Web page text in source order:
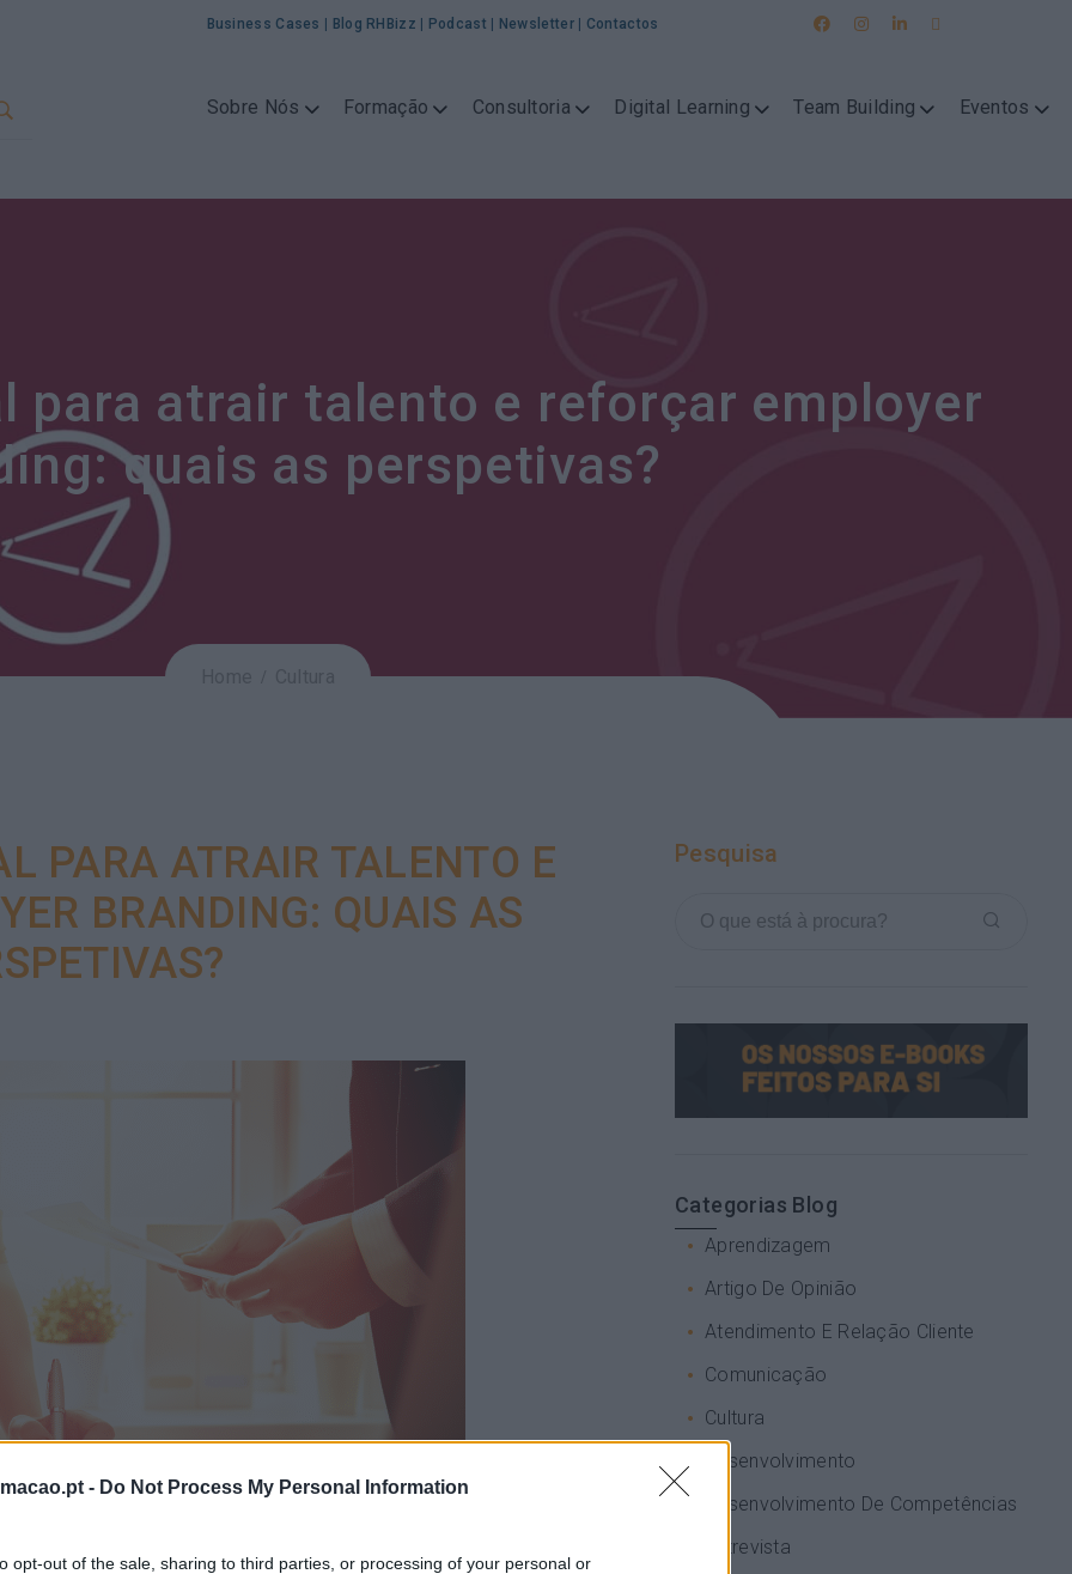
- Do Not Process My Personal Information
opt-out of the sale, sharing to third parties, or processing of your personal or
Business Cases Blog RHBizz Podcast Newsletter| Contactos
Sobre Nós Formação Consultoria Digital Learning Team Building Eventos
para atrair talento e reforçar employer
quais as perspetivas?
PARA ATRAIR TALENTO E
BRANDING: QUAIS AS
Pesquisa
Categorias Blog
Aprendizagem
Artigo De Opinião
Atendimento E Relação Cliente
Comunicação
Cultura
Desenvolvimento
Desenvolvimento De Competências
Entrevista